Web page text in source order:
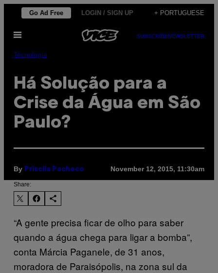
Skip
content
Go Ad Free LOGIN / SIGN UP + PORTUGUESE
Open
SUBSCRIBENEWSLETTER
Tecnología
Há Solução para a
Crise da Água em São
Paulo?
By Priscila Pacheco November 12, 2015, 11:30am
Share:
“A gente precisa ficar de olho para saber
quando a água chega para ligar a bomba”,
conta Márcia Paganele, de 31 anos,
moradora de Paraisópolis, na zona sul da